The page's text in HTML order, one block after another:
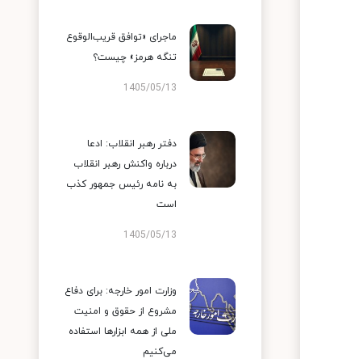
ماجرای «توافق قریب‌الوقوع
تنگه هرمز» چیست؟
1405/05/13
دفتر رهبر انقلاب: ادعا
درباره واکنش رهبر انقلاب
به نامه رئیس جمهور کذب
است
1405/05/13
وزارت امور خارجه: برای دفاع
مشروع از حقوق و امنیت
ملی از همه ابزارها استفاده
می‌کنیم